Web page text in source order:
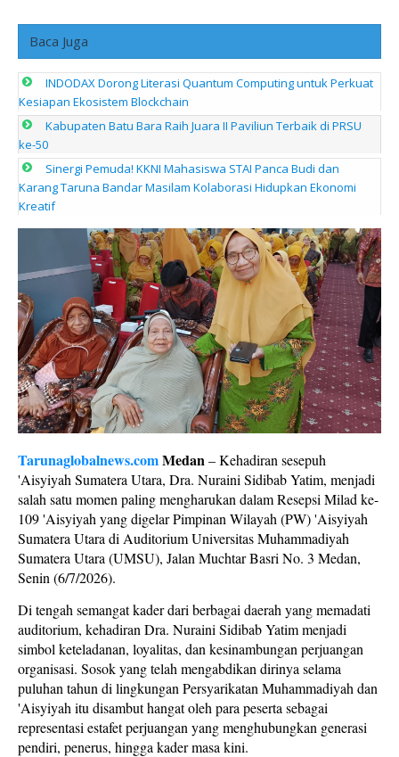
Baca Juga
INDODAX Dorong Literasi Quantum Computing untuk Perkuat
Kesiapan Ekosistem Blockchain
Kabupaten Batu Bara Raih Juara II Paviliun Terbaik di PRSU
ke-50
Sinergi Pemuda! KKNI Mahasiswa STAI Panca Budi dan
Karang Taruna Bandar Masilam Kolaborasi Hidupkan Ekonomi
Kreatif
Tarunaglobalnews.comMedan – Kehadiran sesepuh
'Aisyiyah Sumatera Utara, Dra. Nuraini Sidibab Yatim, menjadi
salah satu momen paling mengharukan dalam Resepsi Milad ke-
109 'Aisyiyah yang digelar Pimpinan Wilayah (PW) 'Aisyiyah
Sumatera Utara di Auditorium Universitas Muhammadiyah
Sumatera Utara (UMSU), Jalan Muchtar Basri No. 3 Medan,
Senin (6/7/2026).
Di tengah semangat kader dari berbagai daerah yang memadati
auditorium, kehadiran Dra. Nuraini Sidibab Yatim menjadi
simbol keteladanan, loyalitas, dan kesinambungan perjuangan
organisasi. Sosok yang telah mengabdikan dirinya selama
puluhan tahun di lingkungan Persyarikatan Muhammadiyah dan
'Aisyiyah itu disambut hangat oleh para peserta sebagai
representasi estafet perjuangan yang menghubungkan generasi
pendiri, penerus, hingga kader masa kini.